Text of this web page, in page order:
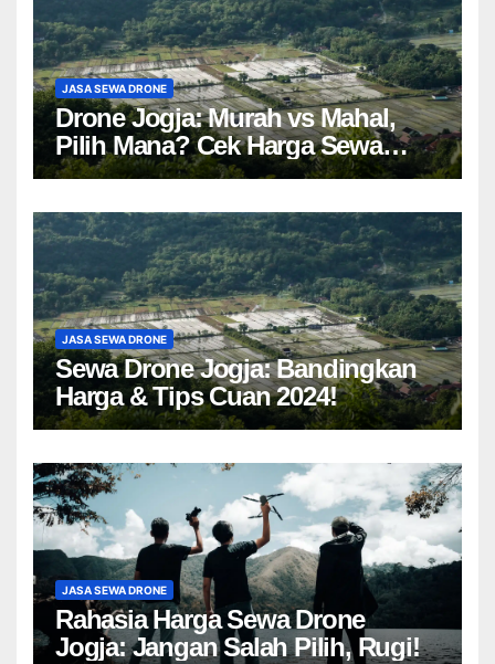
JASA SEWA DRONE
Drone Jogja: Murah vs Mahal,
Pilih Mana? Cek Harga Sewa
Drone Yogyakarta!
JASA SEWA DRONE
Sewa Drone Jogja: Bandingkan
Harga & Tips Cuan 2024!
JASA SEWA DRONE
Rahasia Harga Sewa Drone
Jogja: Jangan Salah Pilih, Rugi!